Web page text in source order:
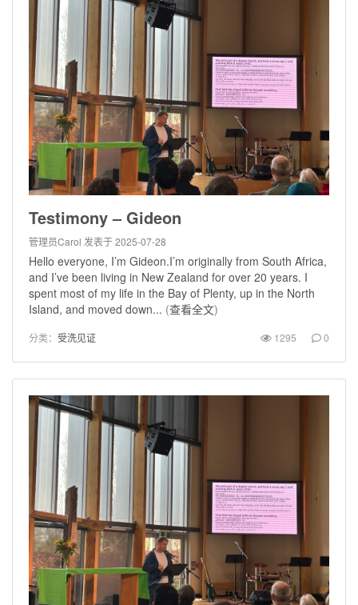
Testimony – Gideon
管理员Carol 发表于 2025-07-28
Hello everyone, I’m Gideon.I’m originally from South Africa,
and I’ve been living in New Zealand for over 20 years. I
spent most of my life in the Bay of Plenty, up in the North
Island, and moved down... (查看全文)
分类： 受洗见证 1295 0